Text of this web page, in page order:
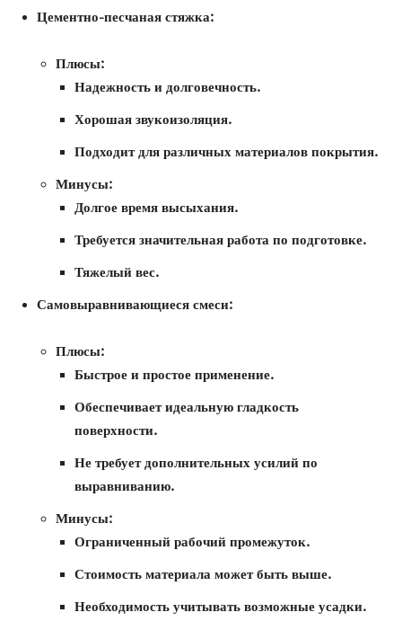
Цементно-песчаная стяжка:
Плюсы:
Надежность и долговечность.
Хорошая звукоизоляция.
Подходит для различных материалов покрытия.
Минусы:
Долгое время высыхания.
Требуется значительная работа по подготовке.
Тяжелый вес.
Самовыравнивающиеся смеси:
Плюсы:
Быстрое и простое применение.
Обеспечивает идеальную гладкость
поверхности.
Не требует дополнительных усилий по
выравниванию.
Минусы:
Ограниченный рабочий промежуток.
Стоимость материала может быть выше.
Необходимость учитывать возможные усадки.